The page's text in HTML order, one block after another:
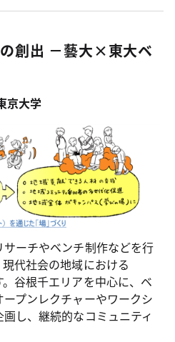
創出 －藝大×東大ベ
京大学
ーチやベンチ制作などを行
代社会の地域における
。谷根千エリアを中心に、ベ
プンレクチャーやワークシ
し、継続的なコミュニティ